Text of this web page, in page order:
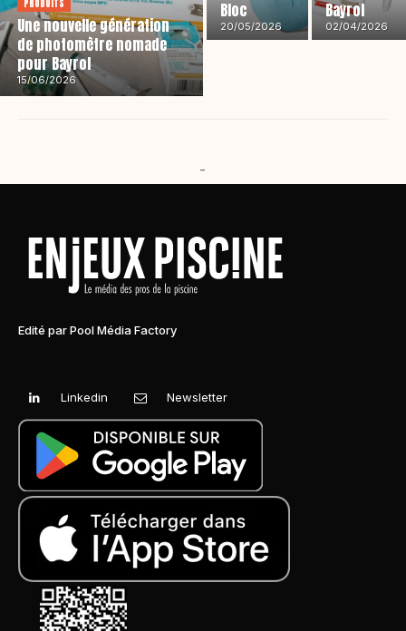
PRODUITS
Une nouvelle génération
de photomètre nomade
pour Bayrol
15/06/2026
Bloc
20/05/2026
Bayrol
02/04/2026
-
Edité par Pool Média Factory
Linkedin Newsletter